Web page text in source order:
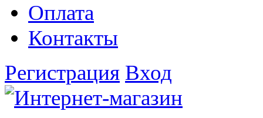
Оплата
Контакты
Регистрация Вход